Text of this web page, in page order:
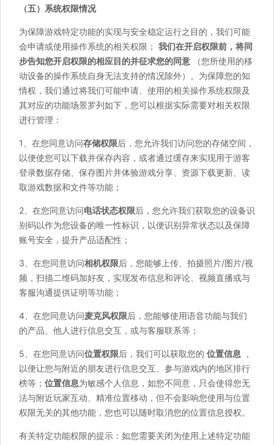
（五）系统权限情况
为保障游戏特定功能的实现与安全稳定运行之目的，我们可能
会申请或使用操作系统的相关权限； 我们在开启权限前，将同
步告知您开启权限的相应目的并征求您的同意 （您所使用的移
动设备的操作系统自身无法支持的情况除外）。为保障您的知
情权，我们通过将我们可能申请、使用的相关操作系统权限及
其对应的功能场景罗列如下，您可以根据实际需要对相关权限
进行管理：
1、在您同意访问存储权限后，您允许我们访问您的存储空间，
以便使您可以下载并保存内容，或者通过缓存来实现用于游客
登录数据存储、保存图片并体验游戏分享、资源下载更新、读
取游戏数据和文件等功能；
2、在您同意访问电话状态权限后，您允许我们获取您的设备识
别码以作为您设备的唯一性标识，以便识别异常状态以及保障
账号安全，提升产品适配性；
3、在您同意访问相机权限后，您能够上传、拍摄照片/图片/视
频，扫描二维码加好友，实现发布信息和评论、视频直播或与
客服沟通提供证明等功能；
4、在您同意访问麦克风权限后，您能够使用语音功能与我们
的产品、他人进行信息交互，或与客服联系等；
5、在您同意访问位置权限后，我们可以获取您的 位置信息 ，
以便让您与附近的朋友进行信息交互、参与游戏内的地区排行
榜等； 位置信息为敏感个人信息，如您不同意，只会使得您无
法与附近玩家互动、精准位置移动，但不会影响您使用与位置
权限无关的其他功能，您也可以随时取消您的位置信息授权。
有关特定功能权限的提示：如您需要关闭为使用上述特定功能